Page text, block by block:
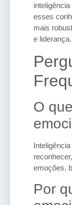
esses
mais
e liderança.
O
emoções,
Por